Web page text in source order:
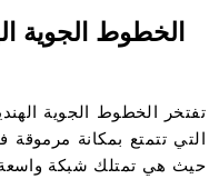
الخطوط الجوية
تفتخر الخطوط الجوية
التي تتمتع بمكانة مرموقة